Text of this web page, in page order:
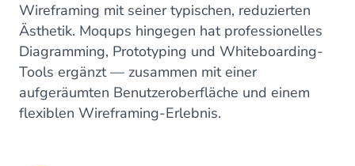
Wireframing mit seiner typischen, reduzierten
Ästhetik. Moqups hingegen hat professionelles
Diagramming, Prototyping und Whiteboarding-
Tools ergänzt — zusammen mit einer
aufgeräumten Benutzeroberfläche und einem
flexiblen Wireframing-Erlebnis.